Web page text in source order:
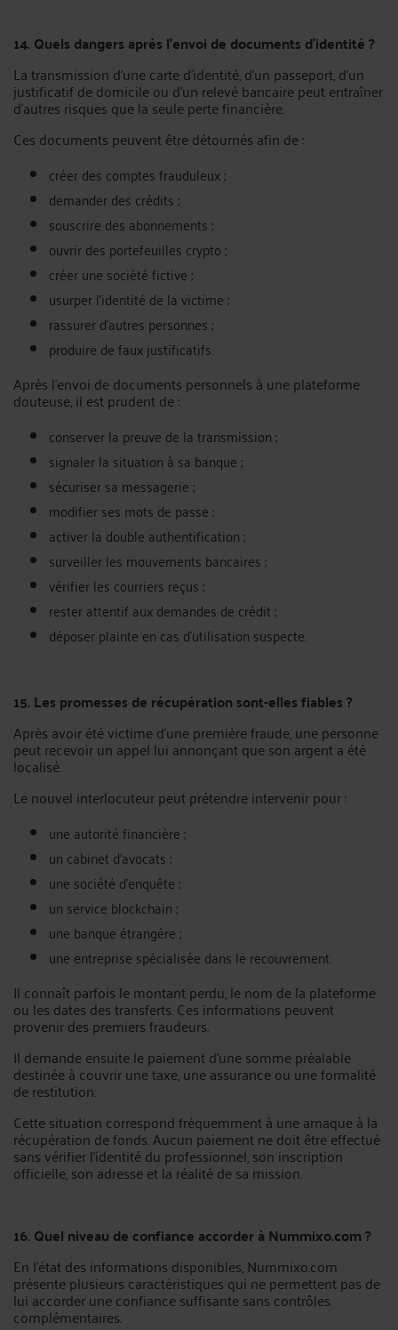
14. Quels dangers après l’envoi de documents d’identité ?
La transmission d’une carte d’identité, d’un passeport, d’un
justificatif de domicile ou d’un relevé bancaire peut entraîner
d’autres risques que la seule perte financière.
Ces documents peuvent être détournés afin de :
créer des comptes frauduleux ;
demander des crédits ;
souscrire des abonnements ;
ouvrir des portefeuilles crypto ;
créer une société fictive ;
usurper l’identité de la victime ;
rassurer d’autres personnes ;
produire de faux justificatifs.
Après l’envoi de documents personnels à une plateforme
douteuse, il est prudent de :
conserver la preuve de la transmission ;
signaler la situation à sa banque ;
sécuriser sa messagerie ;
modifier ses mots de passe ;
activer la double authentification ;
surveiller les mouvements bancaires ;
vérifier les courriers reçus ;
rester attentif aux demandes de crédit ;
déposer plainte en cas d’utilisation suspecte.
15. Les promesses de récupération sont-elles fiables ?
Après avoir été victime d’une première fraude, une personne
peut recevoir un appel lui annonçant que son argent a été
localisé.
Le nouvel interlocuteur peut prétendre intervenir pour :
une autorité financière ;
un cabinet d’avocats ;
une société d’enquête ;
un service blockchain ;
une banque étrangère ;
une entreprise spécialisée dans le recouvrement.
Il connaît parfois le montant perdu, le nom de la plateforme
ou les dates des transferts. Ces informations peuvent
provenir des premiers fraudeurs.
Il demande ensuite le paiement d’une somme préalable
destinée à couvrir une taxe, une assurance ou une formalité
de restitution.
Cette situation correspond fréquemment à une arnaque à la
récupération de fonds. Aucun paiement ne doit être effectué
sans vérifier l’identité du professionnel, son inscription
officielle, son adresse et la réalité de sa mission.
16. Quel niveau de confiance accorder à Nummixo.com ?
En l’état des informations disponibles, Nummixo.com
présente plusieurs caractéristiques qui ne permettent pas de
lui accorder une confiance suffisante sans contrôles
complémentaires.